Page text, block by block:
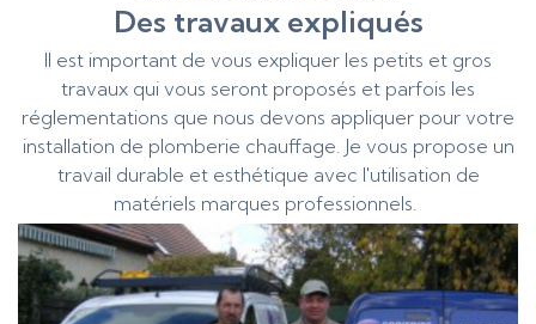
Des travaux expliqués
Il est important de vous expliquer les petits et gros
travaux qui vous seront proposés et parfois les
réglementations que nous devons appliquer pour votre
installation de plomberie chauffage. Je vous propose un
travail durable et esthétique avec l'utilisation de
matériels marques professionnels.